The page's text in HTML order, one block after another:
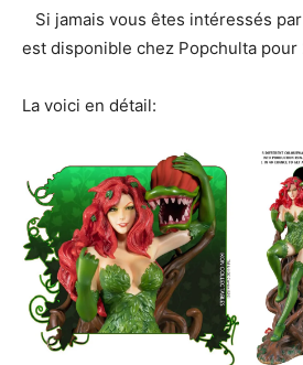
Si jamais vous êtes intéressés
est disponible chez Popchulta pour
La voici en détail: